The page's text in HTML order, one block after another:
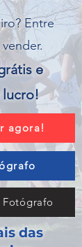
Entre
e
lucro!
agora!
das